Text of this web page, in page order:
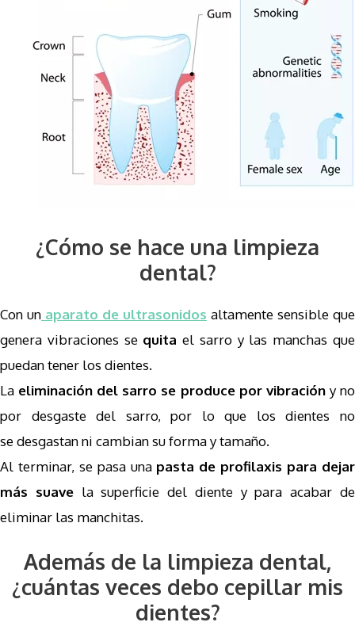
¿Cómo se hace una limpieza
dental?
Con un aparato de ultrasonidos altamente sensible que
genera vibraciones se quita el sarro y las manchas que
puedan tener los dientes.
La eliminación del sarro se produce por vibracióny no
por desgaste del sarro, por lo que los dientes no
se desgastan ni cambian su forma y tamaño.
Al terminar, se pasa una pasta de profilaxis para dejar
más suavela superficie del diente y para acabar de
eliminar las manchitas.
Además de la limpieza dental,
¿cuántas veces debo cepillar mis
dientes?